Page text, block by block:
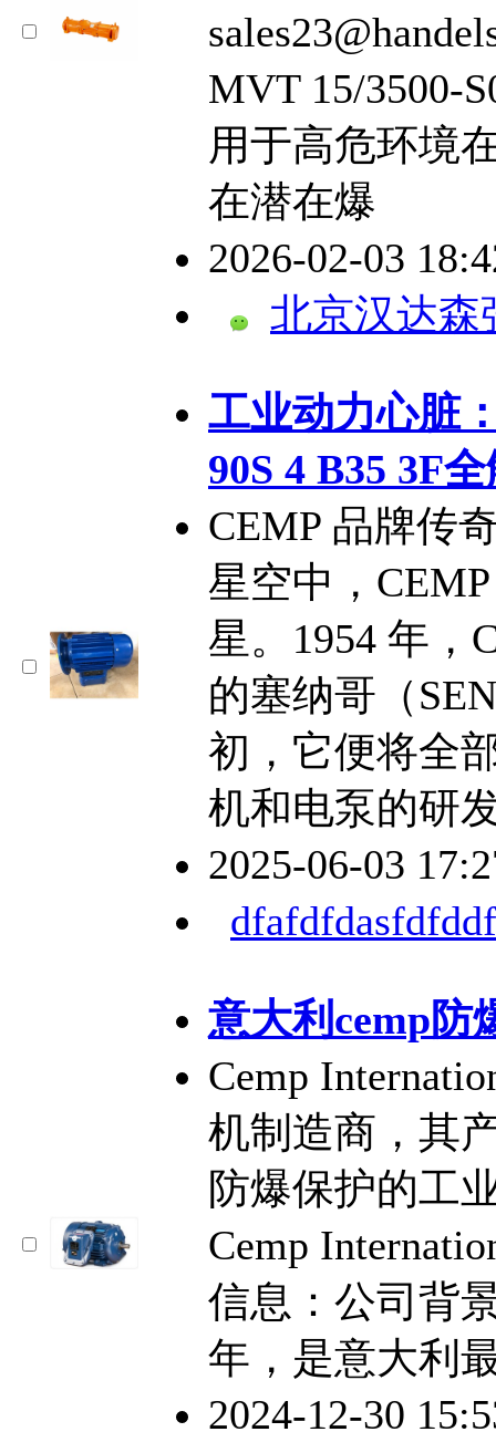
MVT 15/3500-
用于高危环境
在潜在爆
2026-02-03
北京汉达森
工业动力心脏
90S 4 B35 3F
CEMP 品牌传
星空中，
星。1954 年，
的塞纳哥（
初，它便将全
机和电泵的研
2025-06-03
意大利cemp防
Cemp
机制造商，其
防爆保护的工
Cemp
信息：公司背
年，是意大利
2024-12-30